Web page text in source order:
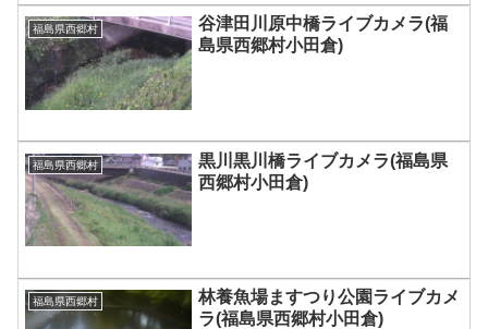
福島県西郷村
谷津田川原中橋ライブカメラ(福
島県西郷村小田倉)
福島県西郷村
黒川黒川橋ライブカメラ(福島県
西郷村小田倉)
福島県西郷村
林養魚場ますつり公園ライブカメ
ラ(福島県西郷村小田倉)